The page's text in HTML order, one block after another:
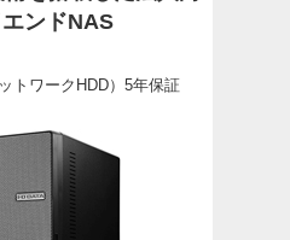
ンドNAS
トワークHDD）5年保証